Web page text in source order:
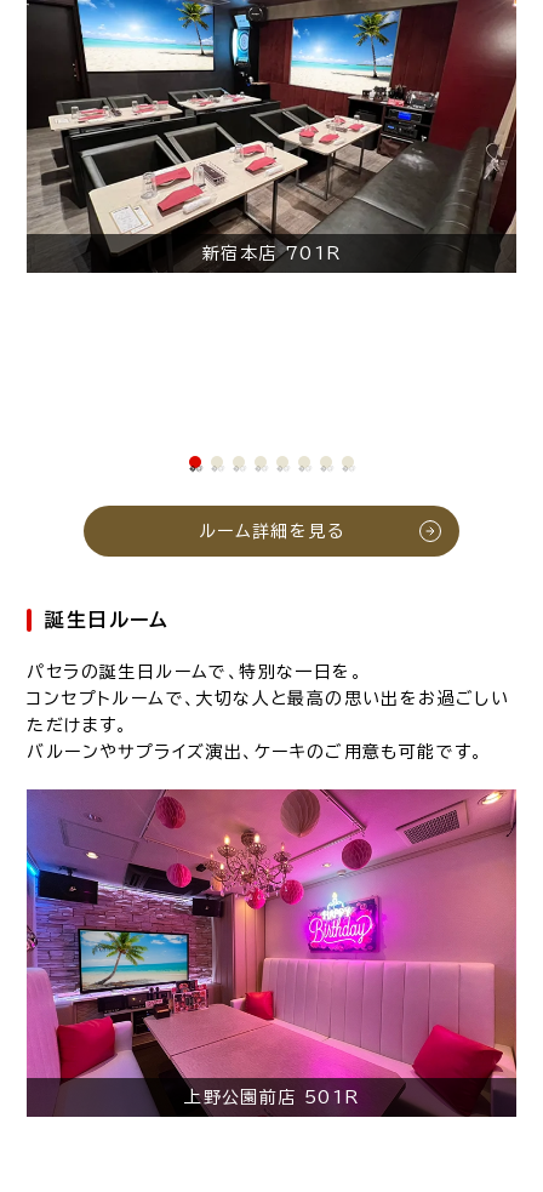
新宿本店 701R
ルーム詳細を見る
誕生日ルーム
パセラの誕生日ルームで、特別な一日を。
コンセプトルームで、大切な人と最高の思い出をお過ごしい
ただけます。
バルーンやサプライズ演出、ケーキのご用意も可能です。
上野公園前店 501R